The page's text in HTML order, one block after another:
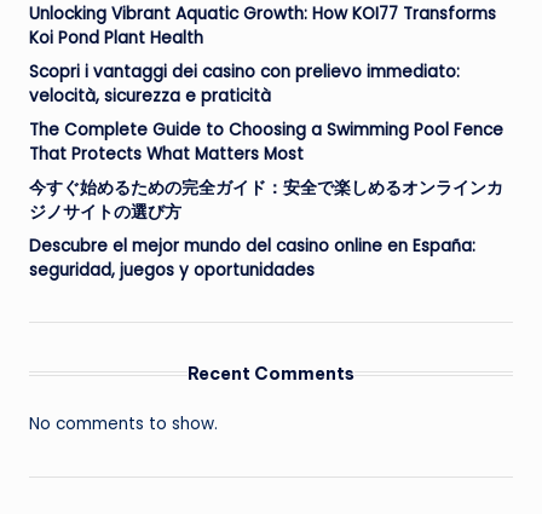
Unlocking Vibrant Aquatic Growth: How KOI77 Transforms
Koi Pond Plant Health
Scopri i vantaggi dei casino con prelievo immediato:
velocità, sicurezza e praticità
The Complete Guide to Choosing a Swimming Pool Fence
That Protects What Matters Most
今すぐ始めるための完全ガイド：安全で楽しめるオンラインカ
ジノサイトの選び方
Descubre el mejor mundo del casino online en España:
seguridad, juegos y oportunidades
Recent Comments
No comments to show.